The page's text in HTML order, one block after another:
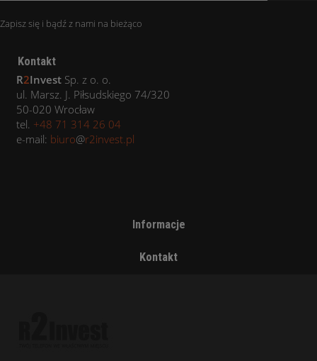
Zapisz się i bądź z nami na bieżąco
Kontakt
R2Invest Sp. z o. o.
ul. Marsz. J. Piłsudskiego 74/320
50-020 Wrocław
tel. +48 71 314 26 04
e-mail: biuro@r2invest.pl
Informacje
Kontakt